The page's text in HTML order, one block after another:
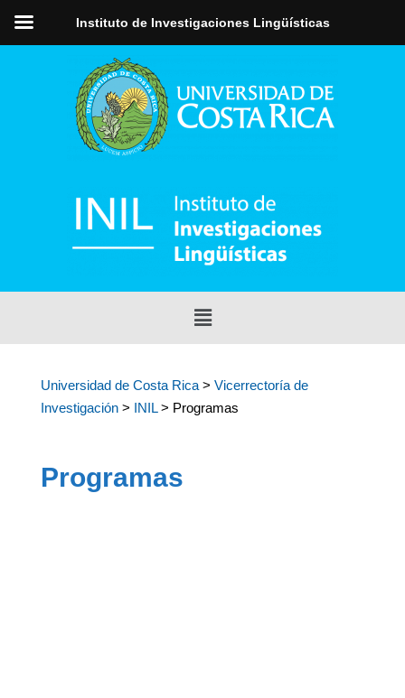
Universidad de Costa Rica> Vicerrectoría de
Investigación> INIL> Programas
Programas
Instituto de Investigaciones Lingüísticas